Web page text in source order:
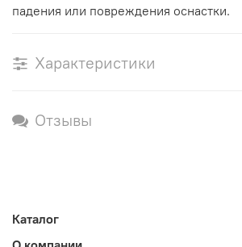
падения или повреждения оснастки.
Характеристики
Отзывы
Каталог